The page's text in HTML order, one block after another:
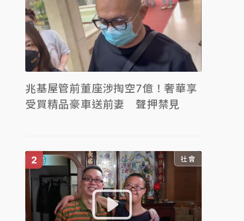
兆基屋管前董座涉掏空7億！奢華享
受買精品豪車送前妻 聲押禁見
社會